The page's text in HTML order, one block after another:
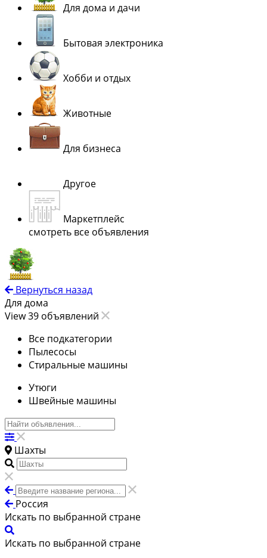
Для дома и дачи
Бытовая электроника
Хобби и отдых
Животные
Для бизнеса
Другое
Маркетплейс
смотреть все объявления
Вернуться назад
Для дома
View 39 объявлений
Все подкатегории
Пылесосы
Стиральные машины
Утюги
Швейные машины
Шахты
Россия
Искать по выбранной стране
Искать по выбранной стране